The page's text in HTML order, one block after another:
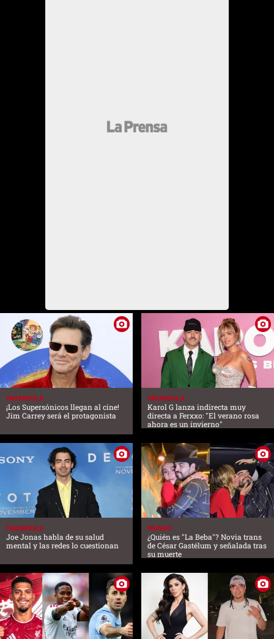
FARANDULA
¡Los Supersónicos llegan al cine!
Jim Carrey será el protagonista
FARANDULA
Karol G lanza indirecta muy
directa a Ferxxo: "El verano rosa
ahora es un invierno"
FARANDULA
Joe Jonas habla de su salud
mental y las redes lo cuestionan
MUNDO
¿Quién es "La Beba"? Novia trans
de César Gastélum y señalada tras
su muerte